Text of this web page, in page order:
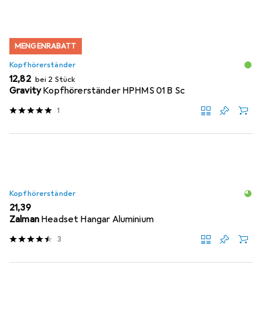
MENGENRABATT
Kopfhörerständer
EUR
12,82 bei 2 Stück
GravityKopfhörerständer HPHMS 01 B Sc
1
Kopfhörerständer
EUR
21,39
Zalman Headset Hangar Aluminium
3